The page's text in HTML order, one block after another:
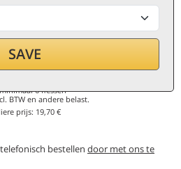
SAVE
5%
€
6flessen
BTW en andere belast.
prijs: 19,70 €
bestellen door met ons te